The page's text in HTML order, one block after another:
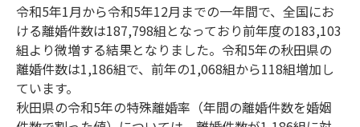
令和5年1月から令和5年12月までの一年間で、全国にお
ける離婚件数は187,798組となっており前年度の183,103
組より微増する結果となりました。令和5年の秋田県の
離婚件数は1,186組で、前年の1,068組から118組増加し
ています。
秋田県の令和5年の特殊離婚率（年間の離婚件数を婚姻